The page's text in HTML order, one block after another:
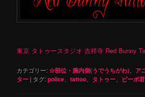
東京 タトゥースタジオ 吉祥寺 Red Bunny
カテゴリー:☆部位・腕内側(うでうちがわ)
ア
ター | タグ:police 、tattoo タトゥー ピーポ君